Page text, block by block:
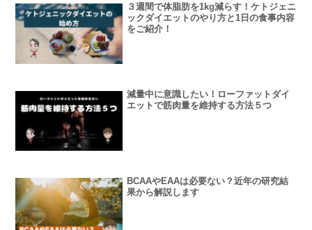
３週間で体脂肪を1kg減らす！ケトジェニ
ックダイエットのやり方と1日の食事内容
をご紹介！
減量中に意識したい！ローファットダイ
エットで筋肉量を維持する方法５つ
BCAAやEAAは必要ない？近年の研究結
果から解説します